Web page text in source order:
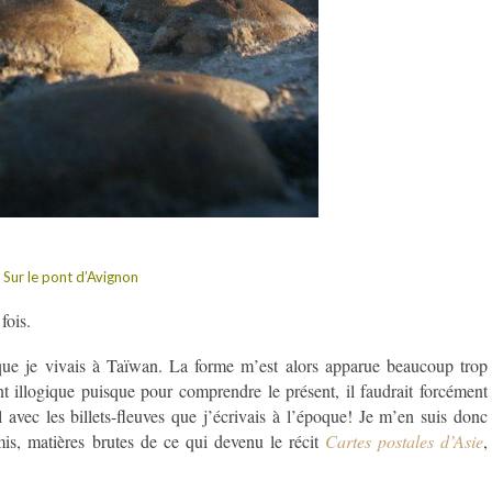
Sur le pont d’Avignon
je vivais à Taïwan. La forme m’est alors apparue beaucoup trop
illogique puisque pour comprendre le présent, il faudrait forcément
les billets-fleuves que j’écrivais à l’époque! Je m’en suis donc
matières brutes de ce qui devenu le récit Cartes postales d’Asie,